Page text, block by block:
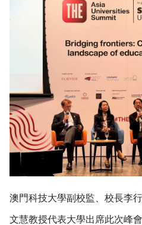
澳門科技大學副校監、校長李
文慧教授代表大學出席此次峰